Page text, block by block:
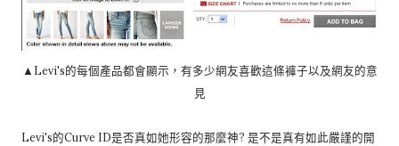
▲Levi's的每個產品都會顯示，有多少網友喜歡這條褲子以及網友的意
見
Levi's的Curve ID是否真如她形容的那麼神? 是不是真有如此嚴謹的開